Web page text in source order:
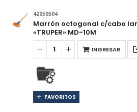
42050504
Marrón octogonal c/cabo
«TRUPER» MD-10M
INGRESAR
FAVORITOS